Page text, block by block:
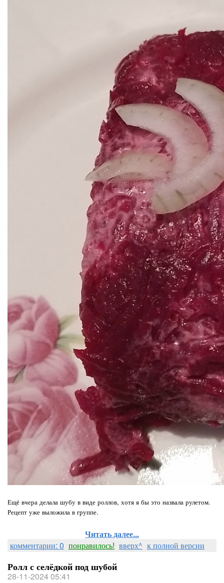
Ещё вчера делала шубу в виде роллов, хотя я бы это назвала рулетом.
Рецепт уже выложила в группе.
Читать далее...
комментарии: 0 понравилось! вверх^ к полной версии
Ролл с селёдкой под шубой
28-11-2024 05:41